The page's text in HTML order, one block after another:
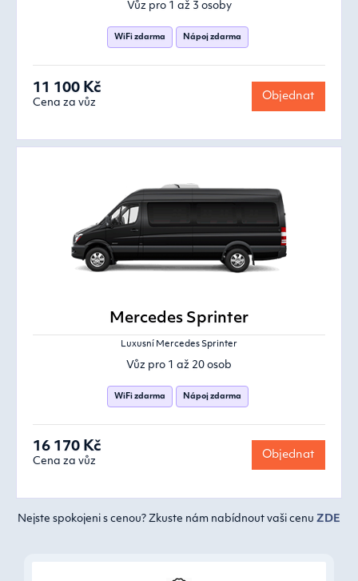
Vůz pro 1 až 3 osoby
WiFi zdarma Nápoj zdarma
11 100 Kč
Cena za vůz
Objednat
Mercedes Sprinter
Luxusní Mercedes Sprinter
Vůz pro 1 až 20 osob
WiFi zdarma Nápoj zdarma
16 170 Kč
Cena za vůz
Objednat
Nejste spokojeni s cenou? Zkuste nám nabídnout vaši cenu ZDE